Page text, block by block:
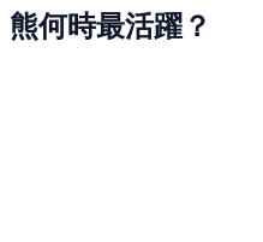
熊何時最活躍？